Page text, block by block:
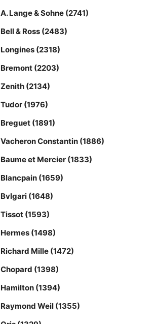
A. Lange & Sohne (2741)
Bell & Ross (2483)
Longines (2318)
Bremont (2203)
Zenith (2134)
Tudor (1976)
Breguet (1891)
Vacheron Constantin (1886)
Baume et Mercier (1833)
Blancpain (1659)
Bvlgari (1648)
Tissot (1593)
Hermes (1498)
Richard Mille (1472)
Chopard (1398)
Hamilton (1394)
Raymond Weil (1355)